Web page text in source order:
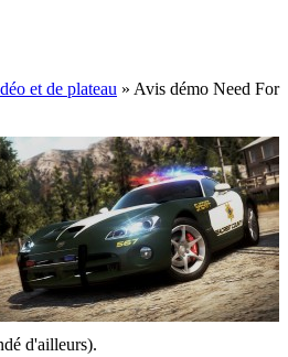
et de plateau » Avis démo Need For
d'ailleurs).